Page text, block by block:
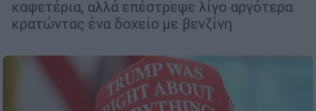
καφετέρια, αλλά επέστρεψε λίγο αργότερα
κρατώντας ένα δοχείο με βενζίνη